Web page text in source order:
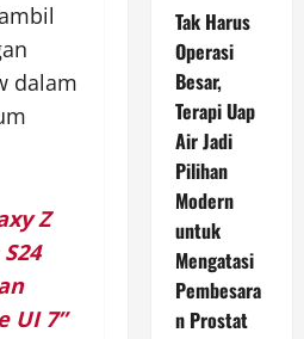
dalam
Z
UI 7”
Tak Harus
Operasi
Besar,
Terapi Uap
Air Jadi
Pilihan
Modern
untuk
Mengatasi
Pembesara
n Prostat